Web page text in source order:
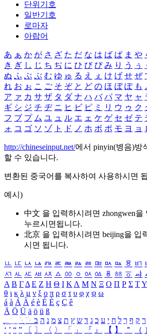
단위기호
일반기호
로마자
아랍어
あ ぁ か が さ ざ た だ な は ば ぱ ま や
き ぎ し じ ち ぢ に ひ び ぴ み り う ぅ
ぬ ふ ぶ ぷ む ゆ ゅ る え ぇ け げ せ ぜ
れ お ぉ こ ご そ ぞ と ど の ほ ぼ ぽ も
ア ァ カ サ ザ タ ダ ナ ハ バ パ マ ヤ ャ
ギ シ ジ チ ヂ ニ ヒ ビ ピ ミ リ ウ ゥ ク
フ ブ プ ム ユ ュ ル エ ェ ケ ゲ セ ゼ テ
ォ コ ゴ ソ ゾ ト ド ノ ホ ボ ポ モ ヨ ョ
http://chineseinput.net/에서 pinyin(병음)방
할 수 있습니다.
변환된 중국어를 복사하여 사용하시면
예시)
中文 을 입력하시려면 zhongwen을
누르시면됩니다.
北京 을 입력하시려면 beijing을 입
시면 됩니다.
ㅥ ㅦ ㅧ ㅨ ㅩ ㅪ ㅫ ㅬ ㅭ ㅮ ㅯ ㅰ ㅱ ㅲ
ㅺ ㅻ ㅼ ㅽ ㅾ ㅿ ㆀ ㆁ ㆂ ㆃ ㆄ ㆅ ㆆ ㆇ
Α Β ΓΔ Ε Ζ Η Θ Ι ΚΛ Μ Ν Ξ Ο Π Ρ Σ ΤΥ
θ ι κ λ μ ν ξ ο π ρ σ τ υ φ χ ψ ω
á à Á À é è É È ç Ç ê
Ä Ö Ü ä ö ü ß
ִֶֹ ֻּ ׁׂ ר ק ף ך ל ח י ע כ ג ד ש ץ ת צ מ נ ה ב
‘ ’ “ ” 〔 〕 〈 〉 「 」 『 』 【 】 ＂ （